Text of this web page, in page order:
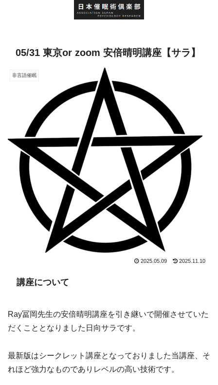
05/31 東京or zoom 安倍晴明講座【サラ】
非言語催眠
2025.05.09 2025.11.10
講座について
Ray冨岡先生の安倍晴明講座を引き継いで開催させていた
だくこととなりました日向サラです。
最新版はシークレット講座となっておりました当講座、そ
れほど強力なものでありレベルの高い技術です。